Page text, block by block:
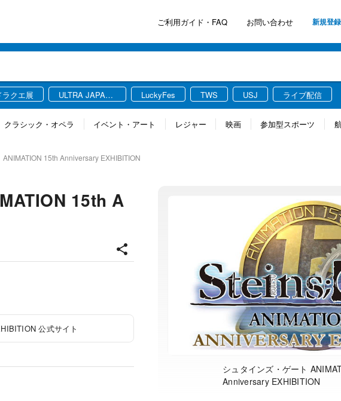
ご利用ガイド・FAQ お問い合わせ 新規登録
ラクエ展
ULTRA JAPAN
2026
LuckyFes TWS USJ ライブ配信
クラシック・オペラ イベント・アート レジャー 映画 参加型スポーツ
15th Anniversary EXHIBITION
15th A
share
公式サイト
シュタインズ・ゲート
Anniversary EXHIBITION